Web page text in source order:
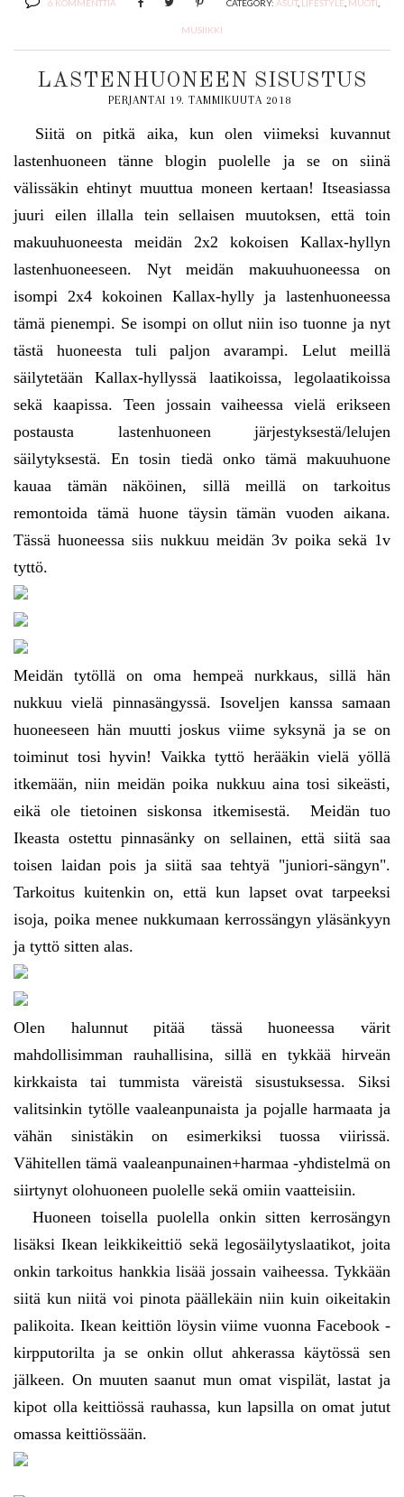
6 KOMMENTTIA CATEGORY: ASUT, LIFESTYLE MUOTI
MUSIIKKI
LASTENHUONEEN SISUSTUS
PERJANTAI 19. TAMMIKUUTA 2018
Siitä on pitkä aika, kun olen viimeksi kuvannut
lastenhuoneen tänne blogin puolelle ja se on siinä
välissäkin ehtinyt muuttua moneen kertaan! Itseasiassa
juuri eilen illalla tein sellaisen muutoksen, että toin
makuuhuoneesta meidän 2x2 kokoisen Kallax-hyllyn
lastenhuoneeseen. Nyt meidän makuuhuoneessa on
isompi 2x4 kokoinen Kallax-hylly ja lastenhuoneessa
tämä pienempi. Se isompi on ollut niin iso tuonne ja nyt
tästä huoneesta tuli paljon avarampi. Lelut meillä
säilytetään Kallax-hyllyssä laatikoissa, legolaatikoissa
sekä kaapissa. Teen jossain vaiheessa vielä erikseen
postausta lastenhuoneen järjestyksestä/lelujen
säilytyksestä. En tosin tiedä onko tämä makuuhuone
kauaa tämän näköinen, sillä meillä on tarkoitus
remontoida tämä huone täysin tämän vuoden aikana.
Tässä huoneessa siis nukkuu meidän 3v poika sekä 1v
tyttö.
Meidän tytöllä on oma hempeä nurkkaus, sillä hän
nukkuu vielä pinnasängyssä. Isoveljen kanssa samaan
huoneeseen hän muutti joskus viime syksynä ja se on
toiminut tosi hyvin! Vaikka tyttö herääkin vielä yöllä
itkemään, niin meidän poika nukkuu aina tosi sikeästi,
eikä ole tietoinen siskonsa itkemisestä. Meidän tuo
Ikeasta ostettu pinnasänky on sellainen, että siitä saa
toisen laidan pois ja siitä saa tehtyä "juniori-sängyn".
Tarkoitus kuitenkin on, että kun lapset ovat tarpeeksi
isoja, poika menee nukkumaan kerrossängyn yläsänkyyn
ja tyttö sitten alas.
Olen halunnut pitää tässä huoneessa värit
mahdollisimman rauhallisina, sillä en tykkää hirveän
kirkkaista tai tummista väreistä sisustuksessa. Siksi
valitsinkin tytölle vaaleanpunaista ja pojalle harmaata ja
vähän sinistäkin on esimerkiksi tuossa viirissä.
Vähitellen tämä vaaleanpunainen+harmaa -yhdistelmä on
siirtynyt olohuoneen puolelle sekä omiin vaatteisiin.
Huoneen toisella puolella onkin sitten kerrosängyn
lisäksi Ikean leikkikeittiö sekä legosäilytyslaatikot, joita
onkin tarkoitus hankkia lisää jossain vaiheessa. Tykkään
siitä kun niitä voi pinota päällekäin niin kuin oikeitakin
palikoita. Ikean keittiön löysin viime vuonna Facebook -
kirpputorilta ja se onkin ollut ahkerassa käytössä sen
jälkeen. On muuten saanut mun omat vispilät, lastat ja
kipot olla keittiössä rauhassa, kun lapsilla on omat jutut
omassa keittiössään.